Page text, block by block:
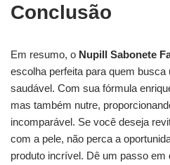
Conclusão
Em resumo, o Nupill Sabonete
escolha perfeita para quem busca
saudável. Com sua fórmula
mas também nutre,
incomparável. Se você deseja
com a pele, não perca a
produto incrível. Dê um passo